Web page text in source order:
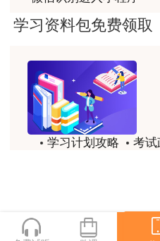
用户m8****66
用户c2****r6
林轩老师是一个好老师，
用户m1****88
冲着林轩老师过来买的课
林轩老师讲课实战型太强
学习资料包免费领取
学习计划攻略
考试